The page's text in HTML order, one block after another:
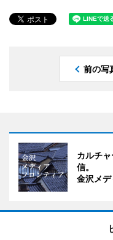
前の写
カルチ
信。
金沢メ